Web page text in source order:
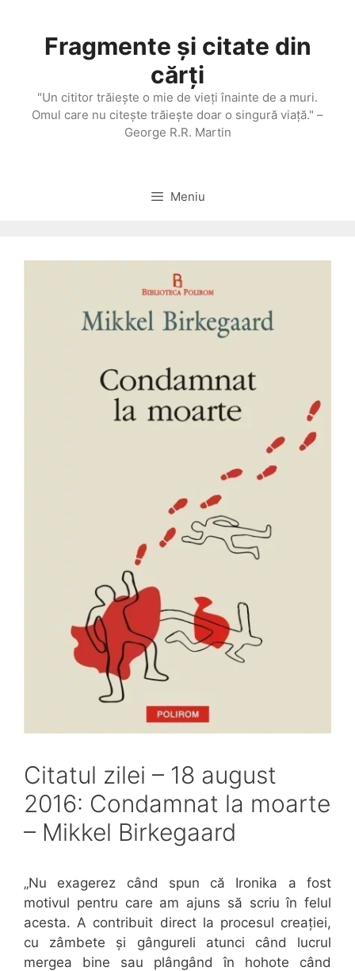
conținutFragmente și citate din
cărți
"Un cititor trăieşte o mie de vieţi înainte de a muri.
Omul care nu citeşte trăieşte doar o singură viaţă." –
George R.R. Martin
Meniu
Citatul zilei – 18 august
2016: Condamnat la moarte
– Mikkel Birkegaard
„Nu exagerez când spun că Ironika a fost
motivul pentru care am ajuns să scriu în felul
acesta. A contribuit direct la procesul creației,
cu zâmbete și gângureli atunci când lucrul
mergea bine sau plângând în hohote când